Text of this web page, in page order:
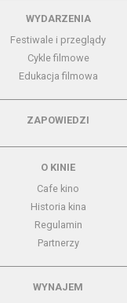
WYDARZENIA
Festiwale i przeglądy
Cykle filmowe
Edukacja filmowa
ZAPOWIEDZI
O KINIE
Cafe kino
Historia kina
Regulamin
Partnerzy
WYNAJEM